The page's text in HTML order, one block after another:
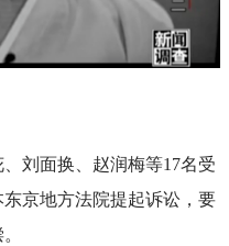
刘面换、赵润梅等17名受
京地方法院提起诉讼，要